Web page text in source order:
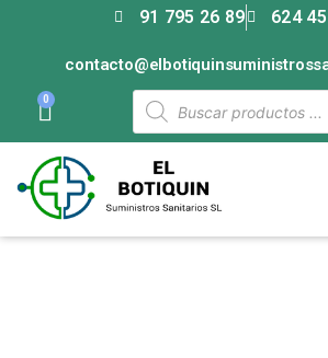
91 795 26 89 624
0